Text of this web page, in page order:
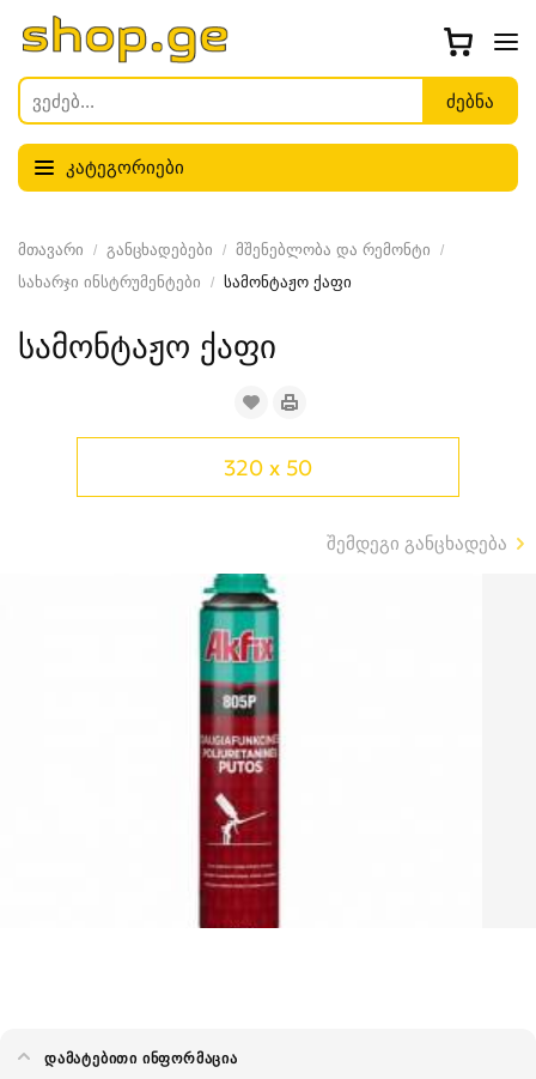
კატეგორიები
მთავარი განცხადებები
მშენებლობა და რემონტი
სახარჯი ინსტრუმენტები
სამონტაჟო ქაფი
სამონტაჟო ქაფი
320 x 50
შემდეგი განცხადება
ᲓᲐᲛᲐᲢᲔᲑᲘᲗᲘ ᲘᲜᲤᲝᲠᲛᲐᲪᲘᲐ